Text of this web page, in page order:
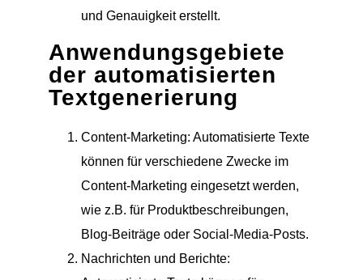
und Genauigkeit erstellt.
Anwendungsgebiete
der automatisierten
Textgenerierung
Content-Marketing: Automatisierte Texte
können für verschiedene Zwecke im
Content-Marketing eingesetzt werden,
wie z.B. für Produktbeschreibungen,
Blog-Beiträge oder Social-Media-Posts.
Nachrichten und Berichte: